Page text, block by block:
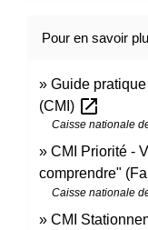
Pour en savoir
Guide
(CMI) open_in_new
Caisse nationale
CMI Priorité -
comprendre"
Caisse nationale
CMI